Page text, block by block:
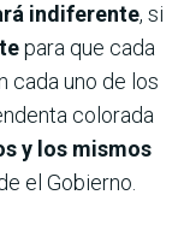
indiferente, si
para que cada
cada uno de los
colorada
y los mismos
el Gobierno.